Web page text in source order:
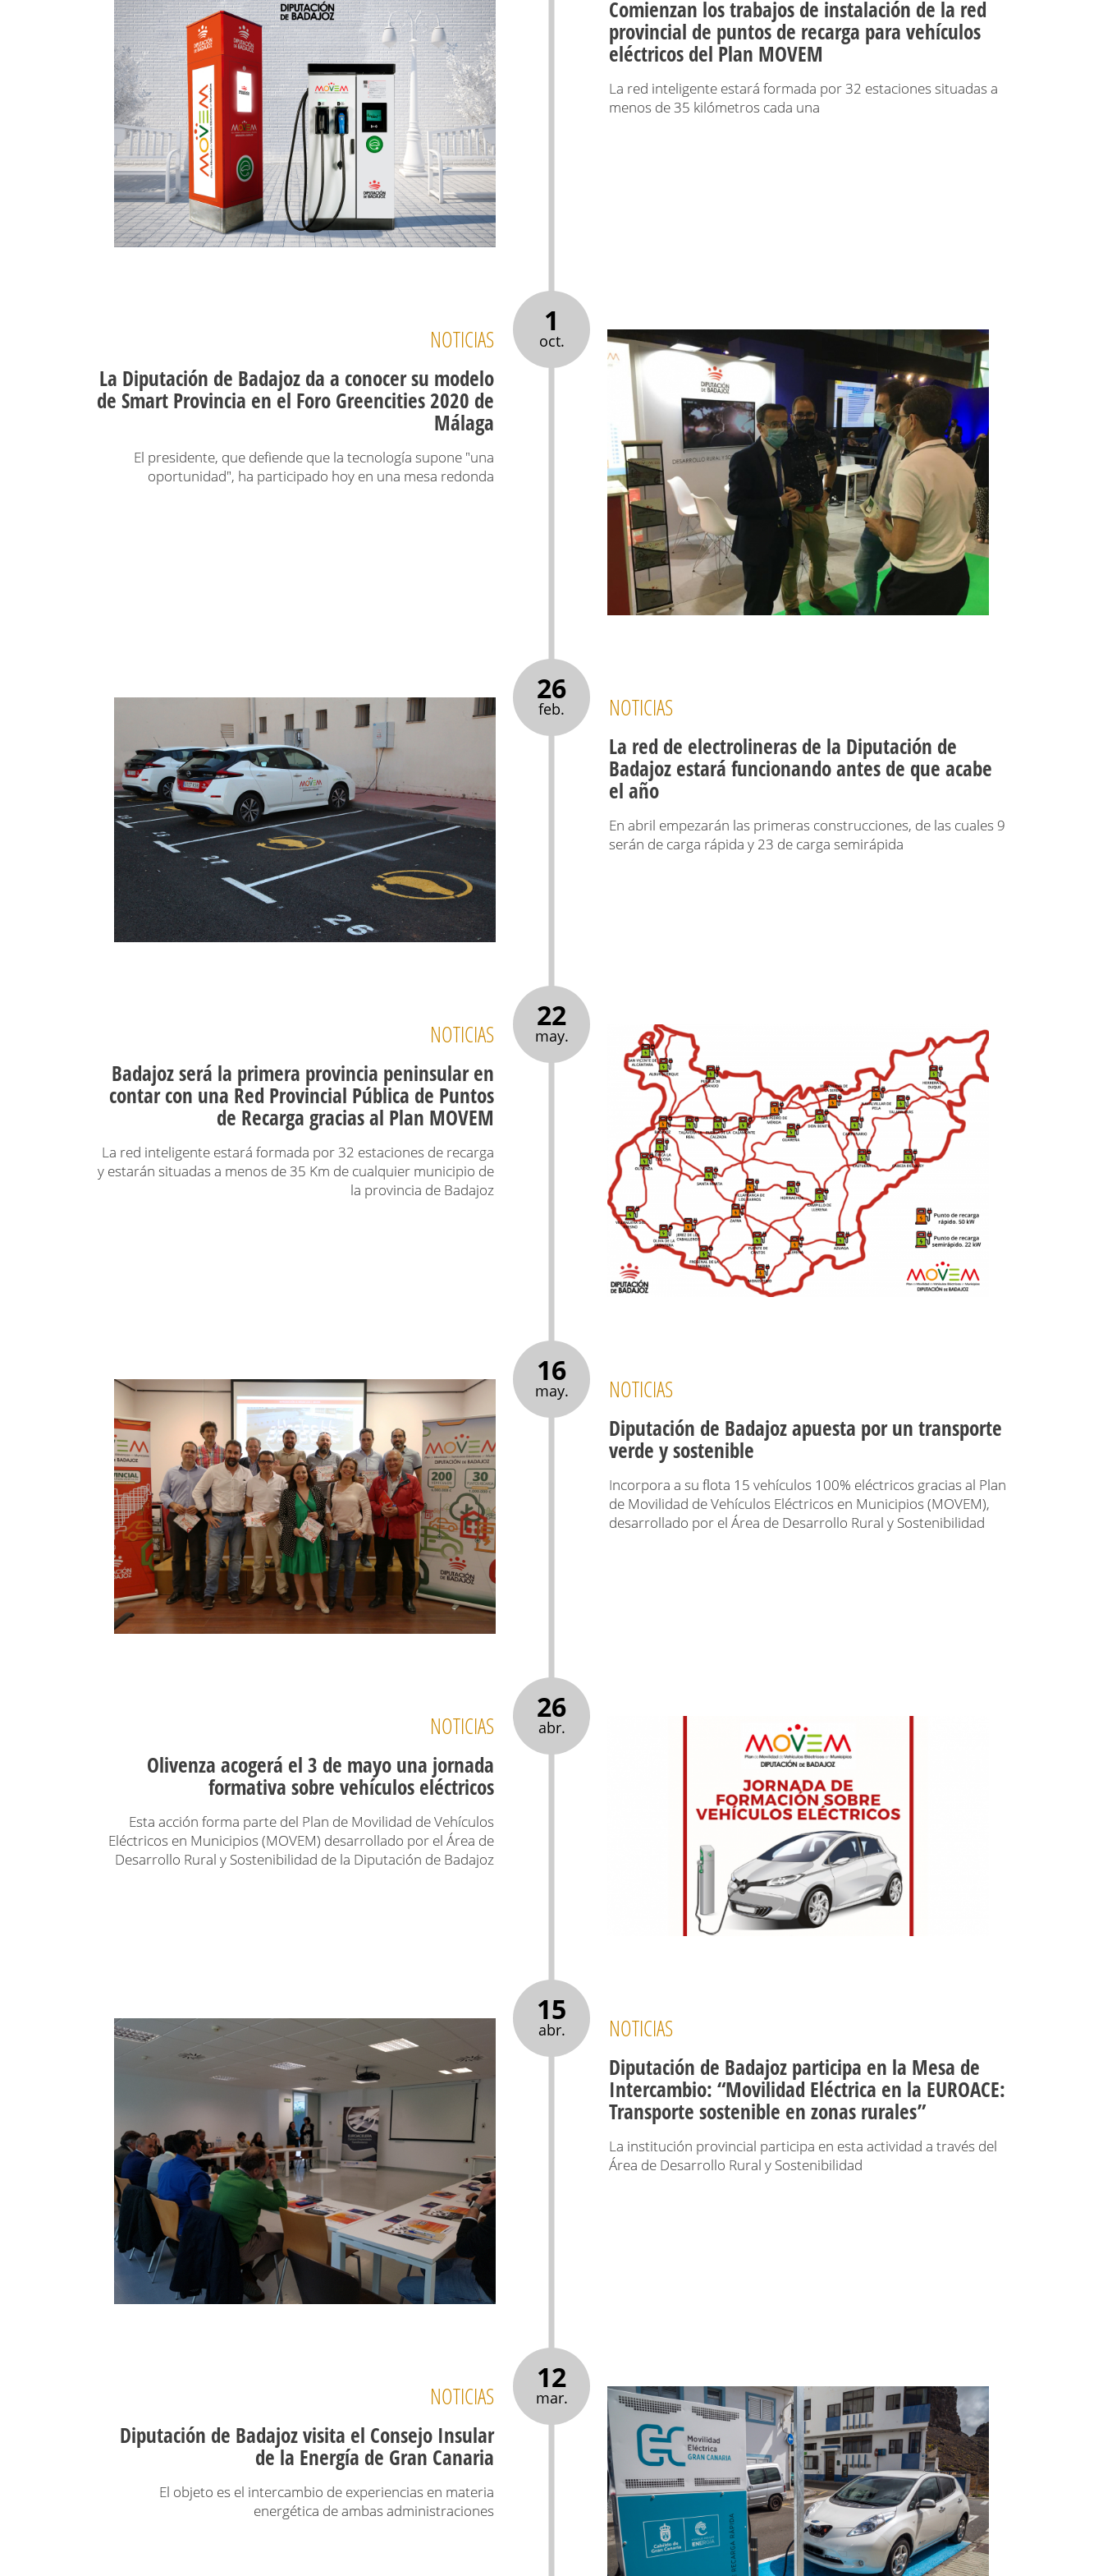
Comienzan los trabajos de instalación de la red
provincial de puntos de recarga para vehículos
eléctricos del Plan MOVEM
La red inteligente estará formada por 32 estaciones situadas a
menos de 35 kilómetros cada una
1
oct.
NOTICIAS
La Diputación de Badajoz da a conocer su modelo
de Smart Provincia en el Foro Greencities 2020 de
Málaga
El presidente, que defiende que la tecnología supone "una
oportunidad", ha participado hoy en una mesa redonda
26
feb. NOTICIAS
La red de electrolineras de la Diputación de
Badajoz estará funcionando antes de que acabe
el año
En abril empezarán las primeras construcciones, de las cuales 9
serán de carga rápida y 23 de carga semirápida
22
may.
NOTICIAS
Badajoz será la primera provincia peninsular en
contar con una Red Provincial Pública de Puntos
de Recarga gracias al Plan MOVEM
La red inteligente estará formada por 32 estaciones de recarga
y estarán situadas a menos de 35 Km de cualquier municipio de
la provincia de Badajoz
16
may. NOTICIAS
Diputación de Badajoz apuesta por un transporte
verde y sostenible
Incorpora a su flota 15 vehículos 100% eléctricos gracias al Plan
de Movilidad de Vehículos Eléctricos en Municipios (MOVEM),
desarrollado por el Área de Desarrollo Rural y Sostenibilidad
26
abr.
NOTICIAS
Olivenza acogerá el 3 de mayo una jornada
formativa sobre vehículos eléctricos
Esta acción forma parte del Plan de Movilidad de Vehículos
Eléctricos en Municipios (MOVEM) desarrollado por el Área de
Desarrollo Rural y Sostenibilidad de la Diputación de Badajoz
15
abr. NOTICIAS
Diputación de Badajoz participa en la Mesa de
Intercambio: “Movilidad Eléctrica en la EUROACE:
Transporte sostenible en zonas rurales”
La institución provincial participa en esta actividad a través del
Área de Desarrollo Rural y Sostenibilidad
12
mar.
NOTICIAS
Diputación de Badajoz visita el Consejo Insular
de la Energía de Gran Canaria
El objeto es el intercambio de experiencias en materia
energética de ambas administraciones